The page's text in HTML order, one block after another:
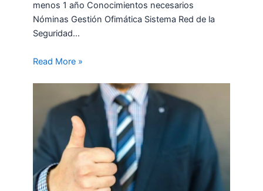
menos 1 año Conocimientos necesarios
Nóminas Gestión Ofimática Sistema Red de la
Seguridad…
Read More »